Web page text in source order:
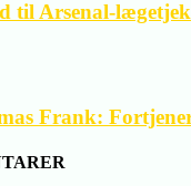
til Arsenal-lægetjek
Frank: